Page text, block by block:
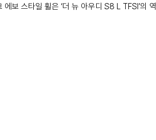
보 스타일 휠은 ‘더 뉴 아우디 S8 L TFSI’의 역